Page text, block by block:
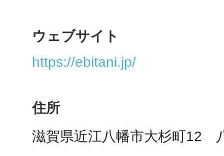
ウェブサイト
https://ebitani.jp/
住所
滋賀県近江八幡市大杉町12　
高知市